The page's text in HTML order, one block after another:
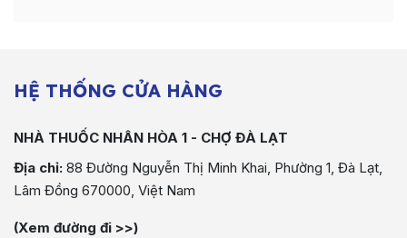
HỆ THỐNG CỬA HÀNG
NHÀ THUỐC NHÂN HÒA 1 - CHỢ ĐÀ LẠT
Địa chỉ: 88 Đường Nguyễn Thị Minh Khai, Phường 1, Đà Lạt,
Lâm Đồng 670000, Việt Nam
(Xem đường đi >>)